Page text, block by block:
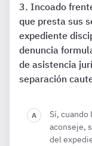
Incoado
que presta sus
expediente
denuncia
de asistencia
separación
Sí, cuando
aconseje,
del